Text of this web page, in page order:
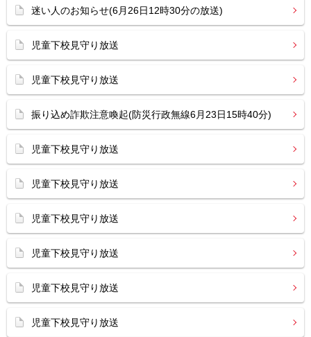
迷い人のお知らせ(6月26日12時30分の放送)
児童下校見守り放送
児童下校見守り放送
振り込め詐欺注意喚起(防災行政無線6月23日15時40分)
児童下校見守り放送
児童下校見守り放送
児童下校見守り放送
児童下校見守り放送
児童下校見守り放送
児童下校見守り放送